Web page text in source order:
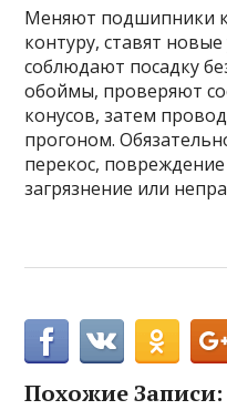
Меняют подшипники
контуру, ставят
соблюдают посадку
обоймы, проверяют
конусов, затем
прогоном.
перекос,
загрязнение или
Похожие Записи: